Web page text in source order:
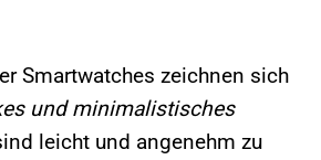
Smartwatches zeichnen sich
und minimalistisches
leicht und angenehm zu